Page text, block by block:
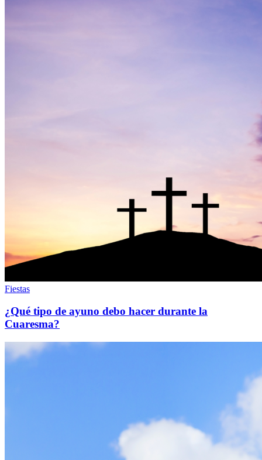
Fiestas
¿Qué tipo de ayuno debo hacer durante la
Cuaresma?